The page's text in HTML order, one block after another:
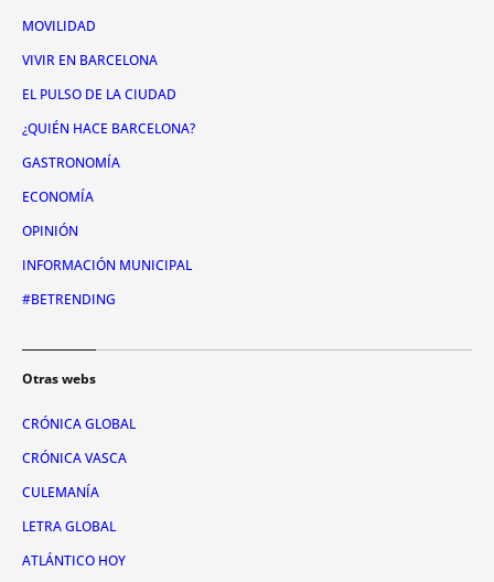
MOVILIDAD
VIVIR EN BARCELONA
EL PULSO DE LA CIUDAD
¿QUIÉN HACE BARCELONA?
GASTRONOMÍA
ECONOMÍA
OPINIÓN
INFORMACIÓN MUNICIPAL
#BETRENDING
Otras webs
CRÓNICA GLOBAL
CRÓNICA VASCA
CULEMANÍA
LETRA GLOBAL
ATLÁNTICO HOY